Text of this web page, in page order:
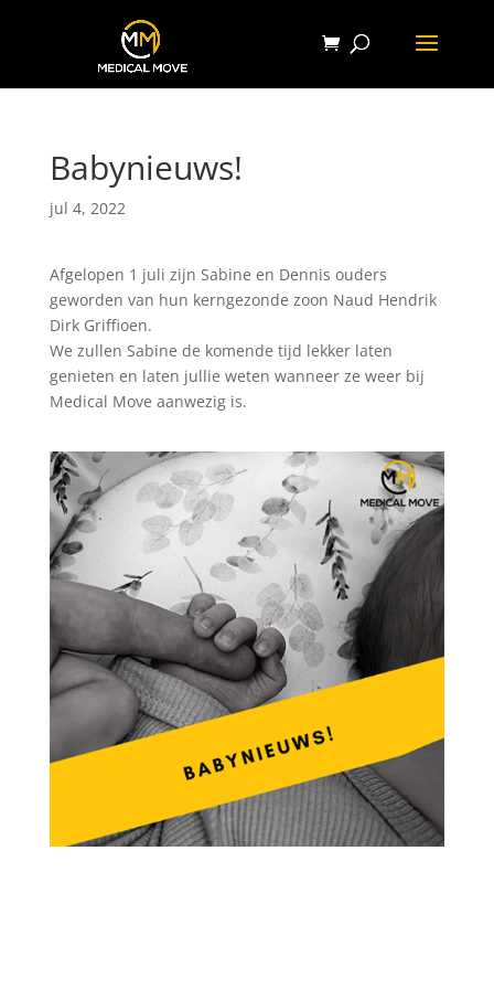
Babynieuws!
jul 4, 2022
Afgelopen 1 juli zijn Sabine en Dennis ouders
geworden van hun kerngezonde zoon Naud Hendrik
Dirk Griffioen.
We zullen Sabine de komende tijd lekker laten
genieten en laten jullie weten wanneer ze weer bij
Medical Move aanwezig is.